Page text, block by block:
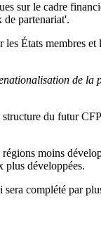
sur le cadre
de partenariat'.
États membres
de la
du futur
moins
plus développées.
complété par